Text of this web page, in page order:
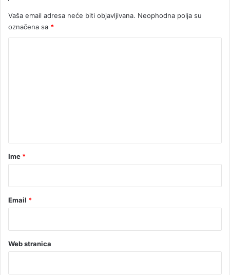
a
a
d
a
Vaša email adresa neće biti objavljivana. Neophodna polja su
označena sa *
rIme *
Email *
Web stranica